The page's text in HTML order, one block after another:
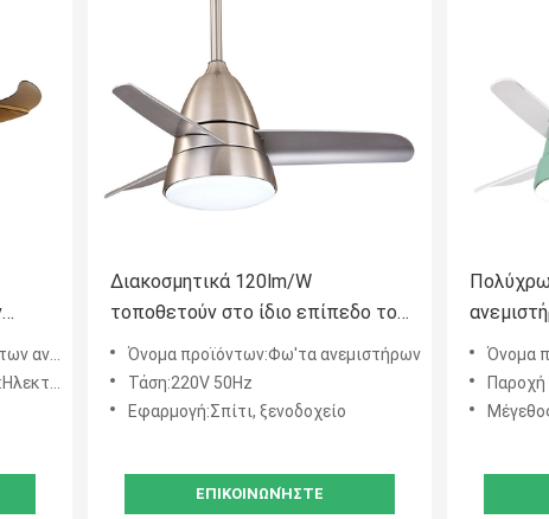
δύναμη
Διακοσμητικά 120lm/W
τοποθετούν στο ίδιο επίπεδο το
ελαφρύ πλαστικό ABS ανώτατων
ανεμιστήρων
Όνομα προϊόντων:Φω'τα ανεμιστήρων
Τάση:220V 50Hz
Εφαρμογή:Σπίτι, ξενοδοχείο
ΕΠΙΚΟΙΝΩΝΉΣΤΕ
ABS
Όνομα
Παροχή